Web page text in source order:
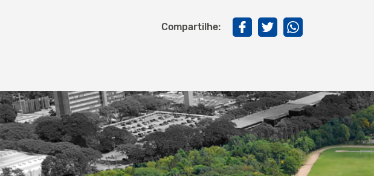
Compartilhe: